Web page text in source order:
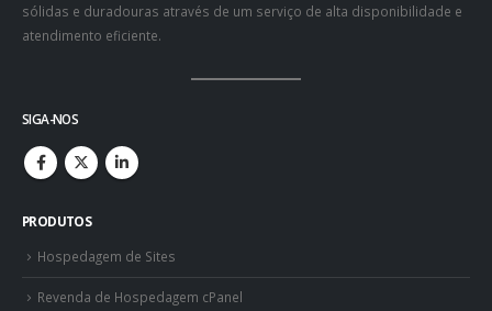
sólidas e duradouras através de um serviço de alta disponibilidade e
atendimento eficiente.
SIGA-NOS
PRODUTOS
Hospedagem de Sites
Revenda de Hospedagem cPanel